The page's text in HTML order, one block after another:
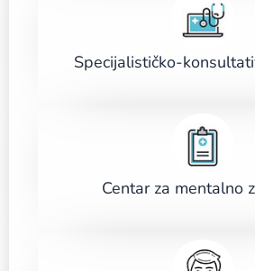
Specijalističko-
Centar za mentalno